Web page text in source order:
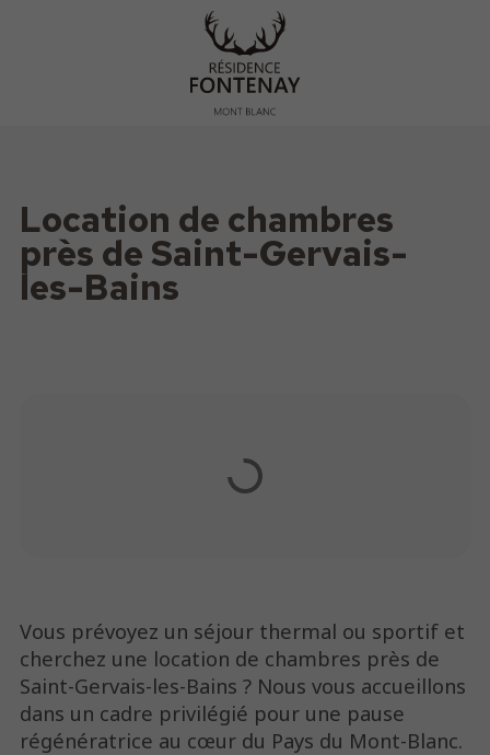
Location de chambres
près de Saint-Gervais-
les-Bains
Vous prévoyez un séjour thermal ou sportif et
cherchez une location de chambres près de
Saint-Gervais-les-Bains ? Nous vous accueillons
dans un cadre privilégié pour une pause
régénératrice au cœur du Pays du Mont-Blanc.